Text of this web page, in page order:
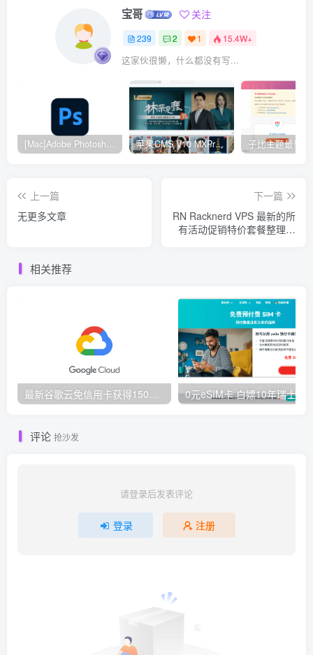
宝哥 关注
239 2 1 15.4W+
这家伙很懒，什么都没有写...
[Mac]Adobe Photoshop 2024 苹果CMS V10 MXProV4.5 觅知优化版
上一篇
无更多文章
下一篇
RN Racknerd VPS 最新的所
有活动促销特价套餐整理汇
相关推荐
0元eSIM卡 白嫖10年瑞士
评论 抢沙发
请登录后发表评论
登录 注册